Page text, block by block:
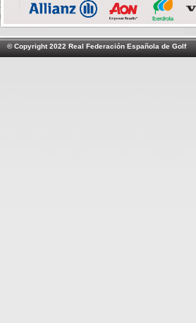
© Copyright 2022 Real Federación Española de Golf